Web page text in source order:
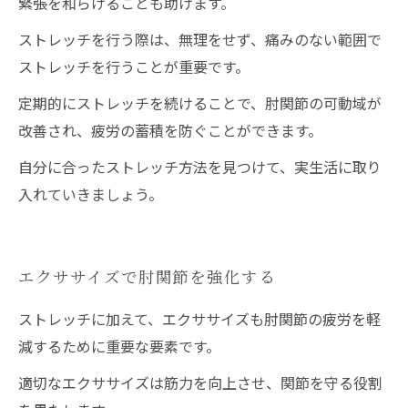
ストレッチを行う際は、無理をせず、痛みのない範囲で
ストレッチを行うことが重要です。
定期的にストレッチを続けることで、肘関節の可動域が
改善され、疲労の蓄積を防ぐことができます。
自分に合ったストレッチ方法を見つけて、実生活に取り
入れていきましょう。
エクササイズで肘関節を強化する
ストレッチに加えて、エクササイズも肘関節の疲労を軽
減するために重要な要素です。
適切なエクササイズは筋力を向上させ、関節を守る役割